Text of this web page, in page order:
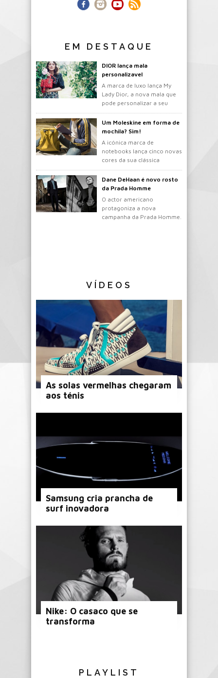
EM DESTAQUE
DIOR lança mala
personalizavel
A marca de luxo lança My
Lady Dior, a nova mala que
pode personalizar a seu
gosto.
Um Moleskine em forma de
mochila? Sim!
A icónica marca de
notebooks lança cinco novas
cores da sua clássica
mochila.
Dane DeHaan é novo rosto
da Prada Homme
O actor americano
protagoniza a nova
campanha da Prada Homme.
VÍDEOS
As solas vermelhas chegaram
aos ténis
Samsung cria prancha de
surf inovadora
Nike: O casaco que se
transforma
PLAYLIST